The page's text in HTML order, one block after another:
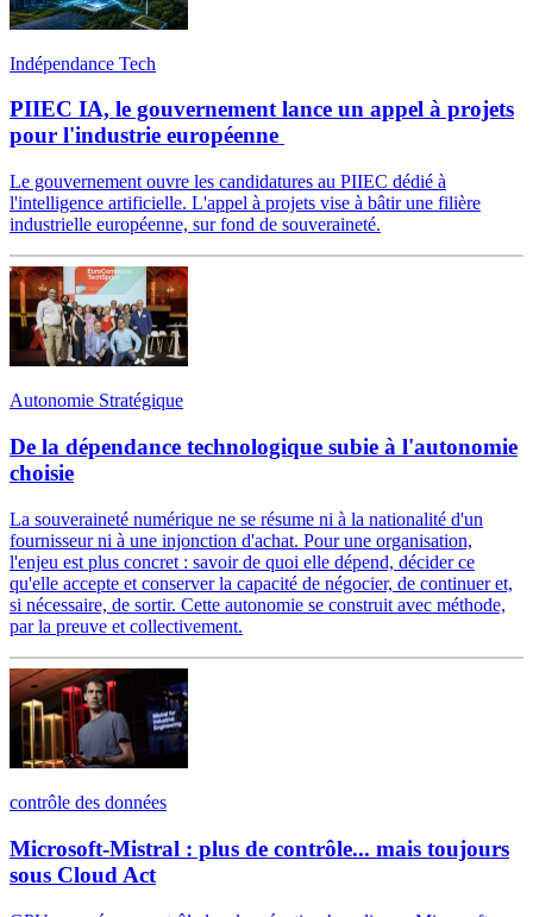
Indépendance Tech
PIIEC IA, le gouvernement lance un appel à projets
pour l'industrie européenne
Le gouvernement ouvre les candidatures au PIIEC dédié à
l'intelligence artificielle. L'appel à projets vise à bâtir une filière
industrielle européenne, sur fond de souveraineté.
Autonomie Stratégique
De la dépendance technologique subie à l'autonomie
choisie
La souveraineté numérique ne se résume ni à la nationalité d'un
fournisseur ni à une injonction d'achat. Pour une organisation,
l'enjeu est plus concret : savoir de quoi elle dépend, décider ce
qu'elle accepte et conserver la capacité de négocier, de continuer et,
si nécessaire, de sortir. Cette autonomie se construit avec méthode,
par la preuve et collectivement.
contrôle des données
Microsoft-Mistral : plus de contrôle... mais toujours
sous Cloud Act